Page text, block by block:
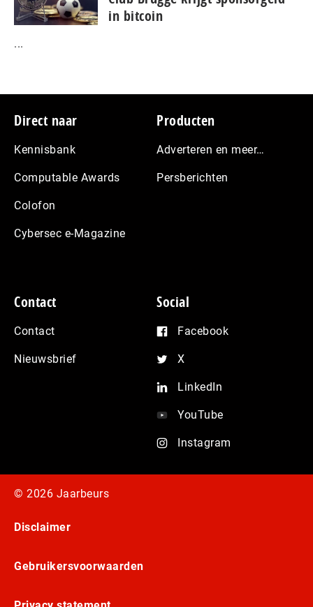
in bitcoin
...
Footer
Direct naar
Kennisbank
Computable Awards
Colofon
Cybersec e-Magazine
Producten
Adverteren en meer…
Persberichten
Contact
Contact
Nieuwsbrief
Social
Facebook
X
LinkedIn
YouTube
Instagram
© 2026 Jaarbeurs
Disclaimer
Gebruikersvoorwaarden